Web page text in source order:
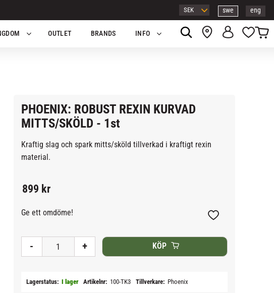
swe eng
OUTLET BRANDS INFO
PHOENIX: ROBUST REXIN KURVAD
MITTS/SKÖLD - 1st
Kraftig slag och spark mitts/sköld tillverkad i kraftigt rexin
material.
899 kr
+
- KÖP
Lägg till i favoriter
Lagerstatus I lager Artikelnr 100-TK3 Tillverkare Phoenix
Ge ett omdöme!